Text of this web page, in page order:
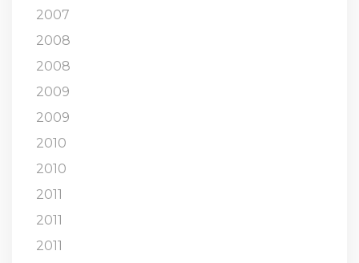
2007
2008
2008
2009
2009
2010
2010
2011
2011
2011